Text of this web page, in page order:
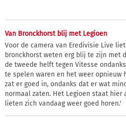
Van Bronckhorst blij met Legioen
Voor de camera van Eredivisie Live
bronckhorst weten erg blij te zijn met
de tweede helft tegen Vitesse
te spelen waren en het weer opnieuw
zat er goed in, ondanks dat er wat
normaal zaten. Het Legioen staat hier
lieten zich vandaag weer goed horen.'